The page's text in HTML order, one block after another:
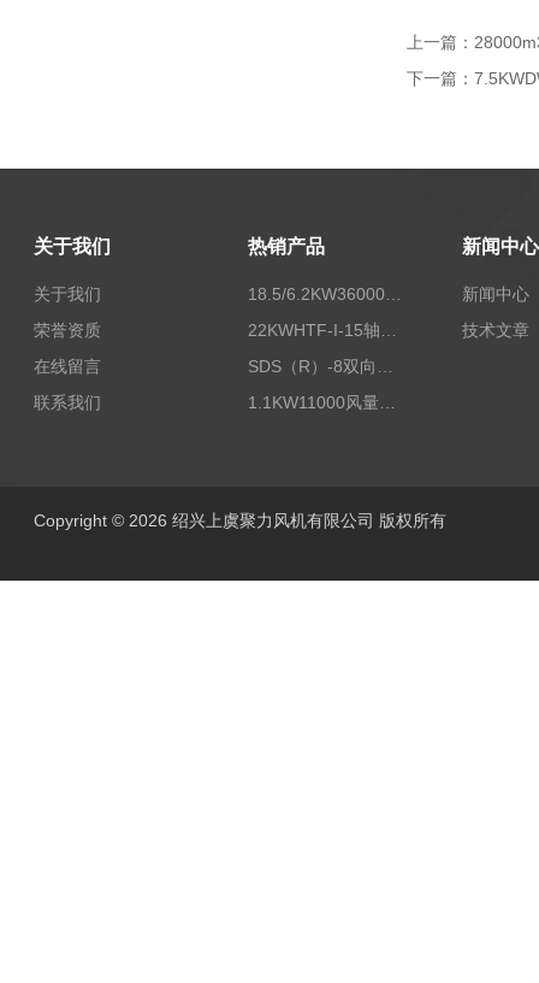
上一篇：
下一篇：
关于我们
关于我们
荣誉资质
在线留言
联系我们
热销产品
1.1KW11000风量FDZ-5.5不锈钢壁式轴流风机
新闻中心
新闻中心
技术文章
Copyright © 2026 绍兴上虞聚力风机有限公司 版权所有